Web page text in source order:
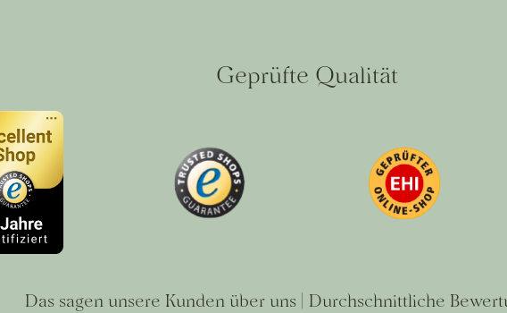
Geprüfte Qualität
Das sagen unsere Kunden über uns | Durchschnittliche